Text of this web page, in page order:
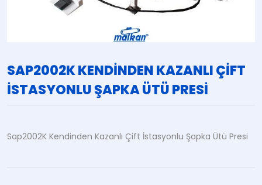
SAP2002K KENDINDEN KAZANLI ÇIFT
İSTASYONLU ŞAPKA ÜTÜ PRESI
Sap2002K Kendinden Kazanlı Çift İstasyonlu Şapka Ütü Presi